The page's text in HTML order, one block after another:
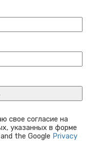
свое согласие на
указанных в форме
the Google Privacy